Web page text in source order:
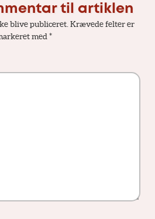
til artiklen
blive publiceret. Krævede felter er
med *